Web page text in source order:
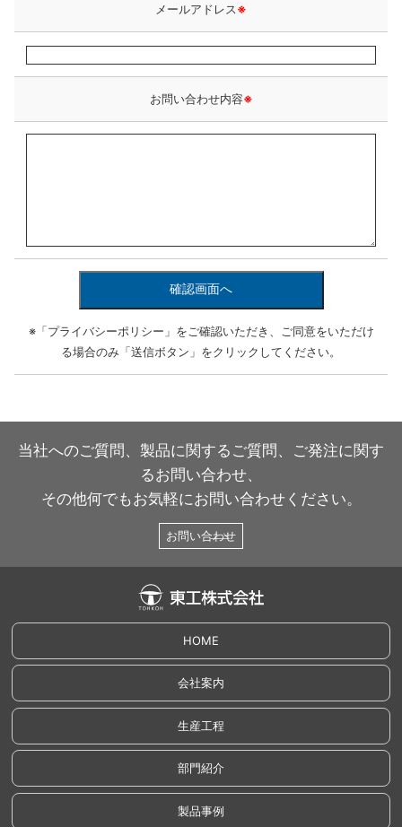
メールアドレス※
お問い合わせ内容※
※「プライバシーポリシー 」をご確認いただき、ご同意をいただけ
る場合のみ「送信ボタン」をクリックしてください。
当社へのご質問、製品に関するご質問、ご発注に関す
るお問い合わせ、
その他何でもお気軽にお問い合わせください。
お問い合わせ
HOME
会社案内
生産工程
部門紹介
製品事例